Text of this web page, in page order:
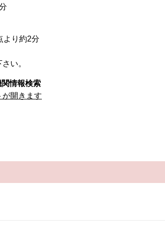
より約2分
い。
情報検索
が開きます